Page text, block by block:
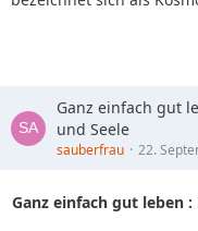
Ganz einfach gut
und Seele
sauberfrau 22.
Ganz einfach gut leben